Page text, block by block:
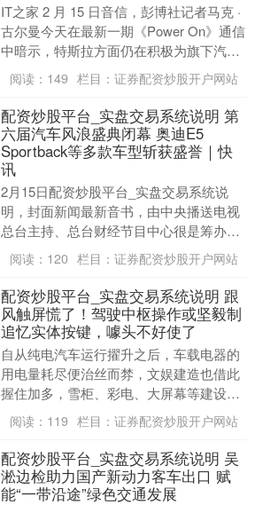
IT之家 2 月 15 日音信，彭博社记者马克 ·
古尔曼今天在最新一期《Power On》通信
中暗示，特斯拉方面仍在积极为旗下汽车
适配苹果 CarPlay 车....
阅读： 149 栏目： 证券配资炒股开户网站
配资炒股平台_实盘交易系统说明 第
六届汽车风浪盛典闭幕 奥迪E5
Sportback等多款车型斩获盛誉｜快
讯
2月15日配资炒股平台_实盘交易系统说
明，封面新闻最新音书，由中央播送电视
总台主持、总台财经节目中心很是筹办的
第六届《汽车风浪盛典》肃肃闭幕。该行
径以“全维安全....
阅读： 120 栏目： 证券配资炒股开户网站
配资炒股平台_实盘交易系统说明 跟
风触屏慌了！驾驶中枢操作或坚毅制
追忆实体按键，噱头不好使了
自从纯电汽车运行擢升之后，车载电器的
用电量耗尽便治丝而棼，文娱建造也借此
握住加多，雪柜、彩电、大屏幕等建设一
应俱全，车企以此充分突显车辆的科技
感。同期有部分车企....
阅读： 119 栏目： 证券配资炒股开户网站
配资炒股平台_实盘交易系统说明 吴
淞边检助力国产新动力客车出口 赋
能“一带沿途”绿色交通发展